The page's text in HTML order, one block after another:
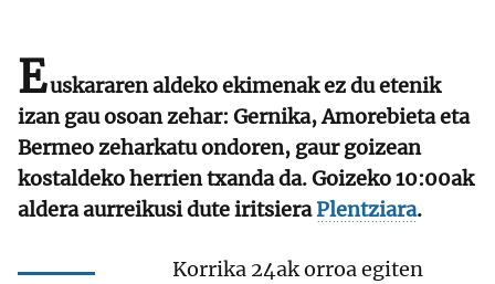
Euskararen aldeko ekimenak ez du etenik
izan gau osoan zehar: Gernika, Amorebieta eta
Bermeo zeharkatu ondoren, gaur goizean
kostaldeko herrien txanda da. Goizeko 10:00ak
aldera aurreikusi dute iritsieraPlentziara.
Korrika 24ak orroa egiten